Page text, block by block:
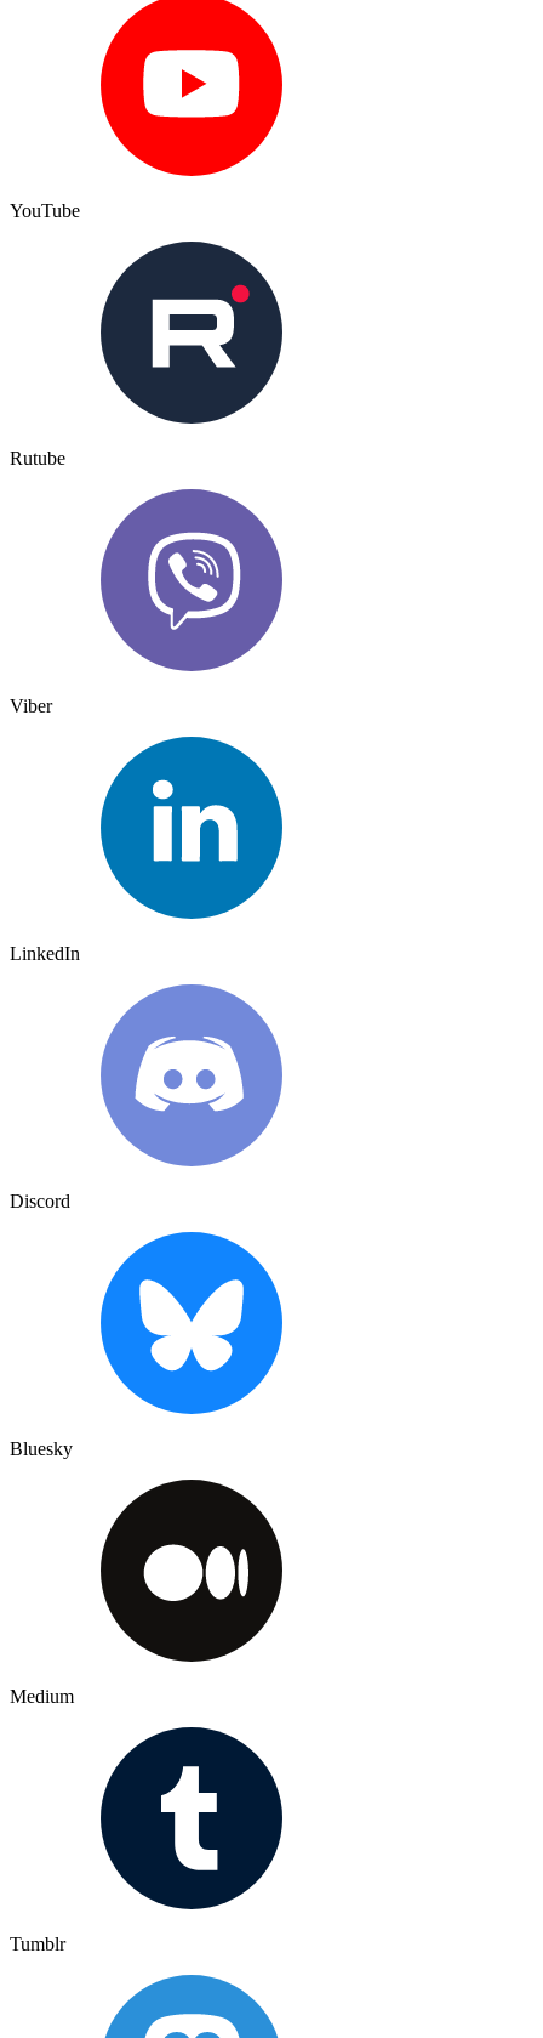
YouTube
Rutube
Viber
LinkedIn
Discord
Bluesky
Medium
Tumblr